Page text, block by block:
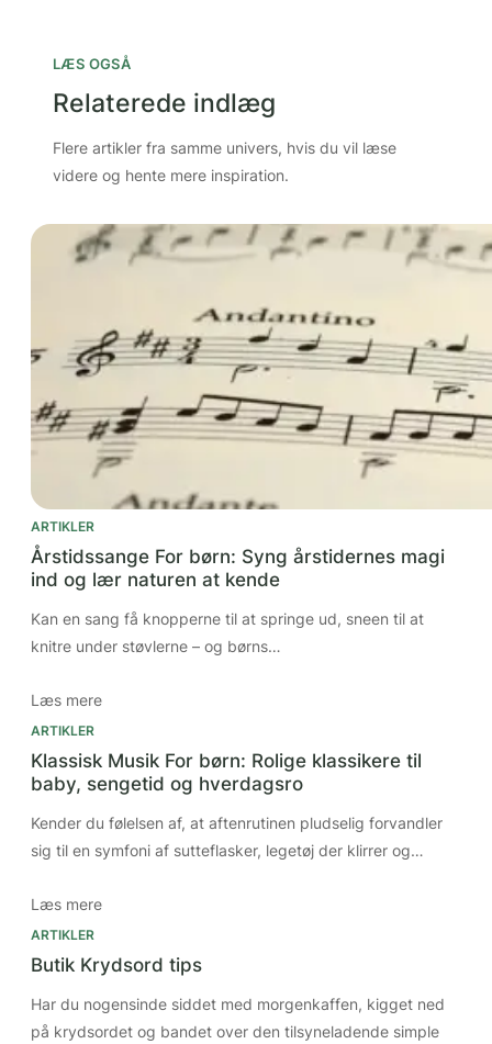
LÆS OGSÅ
Relaterede indlæg
Flere artikler fra samme univers, hvis du vil læse
videre og hente mere inspiration.
ARTIKLER
Årstidssange For børn: Syng årstidernes magi
ind og lær naturen at kende
Kan en sang få knopperne til at springe ud, sneen til at
knitre under støvlerne – og børns…
Læs mere
ARTIKLER
Klassisk Musik For børn: Rolige klassikere til
baby, sengetid og hverdagsro
Kender du følelsen af, at aftenrutinen pludselig forvandler
sig til en symfoni af sutteflasker, legetøj der klirrer og…
Læs mere
ARTIKLER
Butik Krydsord tips
Har du nogensinde siddet med morgenkaffen, kigget ned
på krydsordet og bandet over den tilsyneladende simple